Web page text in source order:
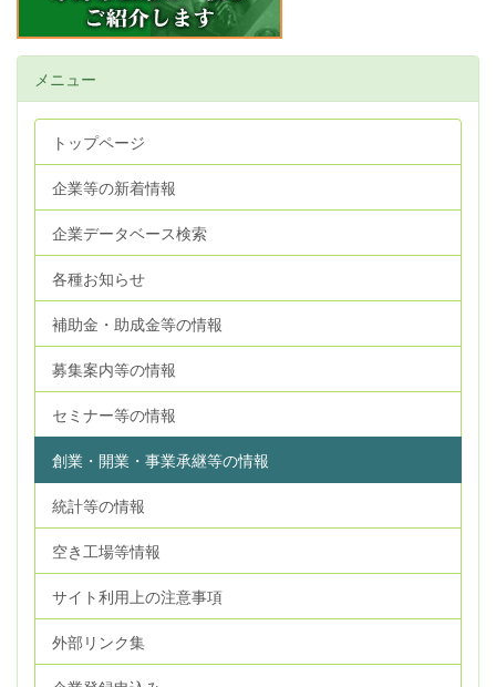
メニュー
トップページ
企業等の新着情報
企業データベース検索
各種お知らせ
補助金・助成金等の情報
募集案内等の情報
セミナー等の情報
創業・開業・事業承継等の情報
統計等の情報
空き工場等情報
サイト利用上の注意事項
外部リンク集